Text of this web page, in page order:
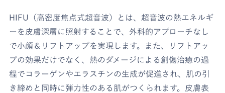
HIFU（高密度焦点式超音波）とは、超音波の熱エネルギ
ーを皮膚深層に照射することで、外科的アプローチなし
で小顔＆リフトアップを実現します。また、リフトアッ
プの効果だけでなく、熱のダメージによる創傷治癒の過
程でコラーゲンやエラスチンの生成が促進され、肌の引
き締めと同時に弾力性のある肌がつくられます。皮膚表